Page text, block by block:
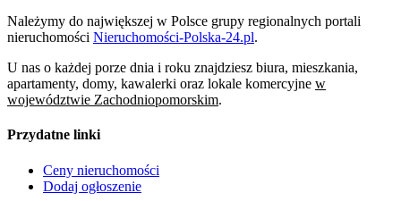
Należymy do największej w Polsce grupy regionalnych portali
nieruchomości Nieruchomości-Polska-24.pl.
U nas o każdej porze dnia i roku znajdziesz biura, mieszkania,
apartamenty, domy, kawalerki oraz lokale komercyjne w
województwie Zachodniopomorskim.
Przydatne linki
Ceny nieruchomości
Dodaj ogłoszenie